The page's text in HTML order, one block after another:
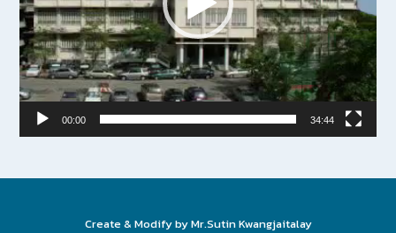
00:00 34:44
Create & Modify by Mr.Sutin Kwangjaitalay